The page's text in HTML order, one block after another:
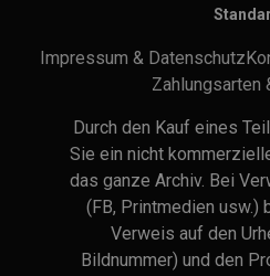
Impressum & Datenschutz
Zahlungsarten
Durch den Kauf eines
Sie ein nicht
das ganze Archiv. Bei
(FB, Printmedien usw.)
Verweis auf den
Bildnummer) und den